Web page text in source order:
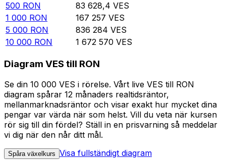
500 RON 83 628,4 VES
1 000 RON 167 257 VES
5 000 RON 836 284 VES
10 000 RON 1 672 570 VES
Diagram VES till RON
Se din 10 000 VES i rörelse. Vårt live VES till RON
diagram spårar 12 månaders realtidsräntor,
mellanmarknadsräntor och visar exakt hur mycket dina
pengar var värda när som helst. Vill du veta när kursen
rör sig till din fördel? Ställ in en prisvarning så meddelar
vi dig när den når ditt mål.
Spåra växelkurs Visa fullständigt diagram